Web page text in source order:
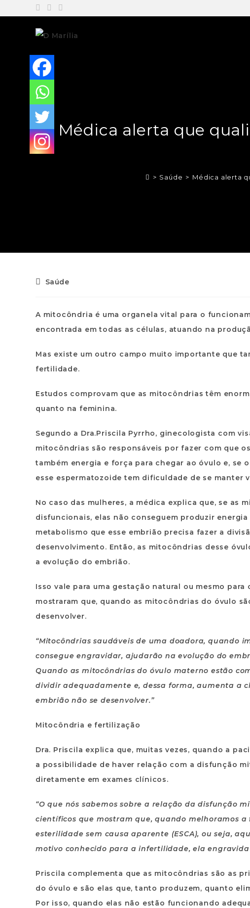
Médica alerta que
> Saúde > Médica alerta
Saúde
A mitocôndria é uma organela vital para o
encontrada em todas as células, atuando na
Mas existe um outro campo muito importante que
fertilidade.
Estudos comprovam que as mitocôndrias têm
quanto na feminina.
Segundo a Dra.Priscila Pyrrho, ginecologista com
mitocôndrias são responsáveis por fazer com que
também energia e força para chegar ao óvulo e, se
esse espermatozoide tem dificuldade de se manter
No caso das mulheres, a médica explica que, se as
disfuncionais, elas não conseguem produzir
metabolismo que esse embrião precisa fazer a
desenvolvimento. Então, as mitocôndrias desse
a evolução do embrião.
Isso vale para uma gestação natural ou mesmo
mostraram que, quando as mitocôndrias do óvulo
desenvolver.
“Mitocôndrias saudáveis de uma doadora, quando
consegue engravidar, ajudarão na evolução do
Quando as mitocôndrias do óvulo materno estão
dividir adequadamente e, dessa forma, aumenta a
embrião não se desenvolver.”
Mitocôndria e fertilização
Dra. Priscila explica que, muitas vezes, quando a
a possibilidade de haver relação com a disfunção
diretamente em exames clínicos.
“O que nós sabemos sobre a relação da disfunção
científicos que mostram que, quando melhoramos
esterilidade sem causa aparente (ESCA), ou seja,
motivo conhecido para a infertilidade, ela
Priscila complementa que as mitocôndrias são as
do óvulo e são elas que, tanto produzem, quanto
Por isso, quando elas não estão funcionando